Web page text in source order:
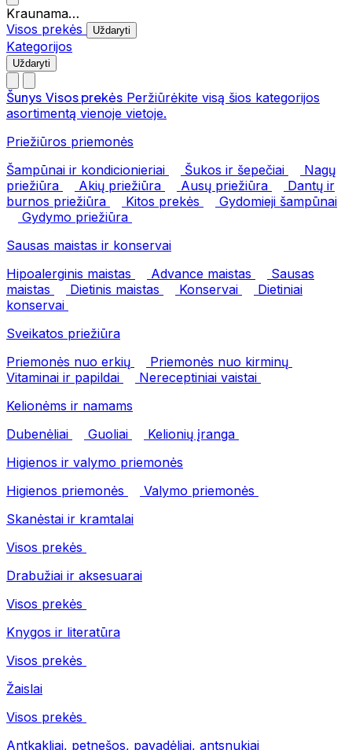
Kraunama…
Visos prekės
Uždaryti
Kategorijos
Uždaryti
Šunys Visos prekės Peržiūrėkite visą šios kategorijos
asortimentą vienoje vietoje.
Priežiūros priemonės
Šampūnai ir kondicionieriai
Šukos ir šepečiai
Nagų
priežiūra
Akių priežiūra Ausų priežiūra
Dantų ir
burnos priežiūra
Kitos prekės
Gydomieji šampūnai
Gydymo priežiūra
Sausas maistas ir konservai
Hipoalerginis maistas
Advance maistas
Sausas
maistas
Dietinis maistas Konservai
Dietiniai
konservai
Sveikatos priežiūra
Priemonės nuo erkių
Priemonės nuo kirminų
Vitaminai ir papildai
Nereceptiniai vaistai
Kelionėms ir namams
Dubenėliai
Guoliai
Kelionių įranga
Higienos ir valymo priemonės
Higienos priemonės
Valymo priemonės
Skanėstai ir kramtalai
Visos prekės
Drabužiai ir aksesuarai
Visos prekės
Knygos ir literatūra
Visos prekės
Žaislai
Visos prekės
Antkakliai, petnešos, pavadėliai, antsnukiai